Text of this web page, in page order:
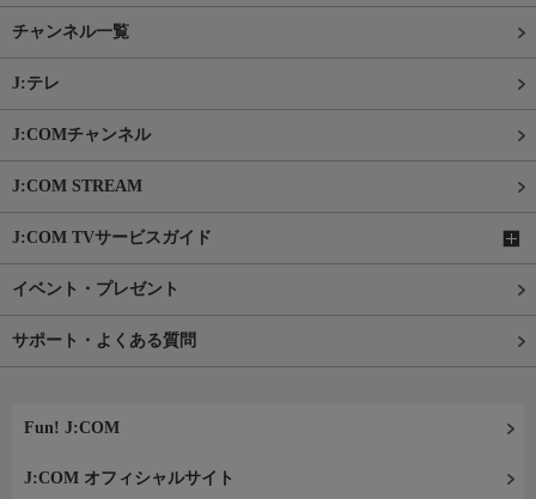
チャンネル一覧
J:テレ
J:COMチャンネル
J:COM STREAM
J:COM TVサービスガイド
イベント・プレゼント
サポート・よくある質問
Fun! J:COM
J:COM オフィシャルサイト